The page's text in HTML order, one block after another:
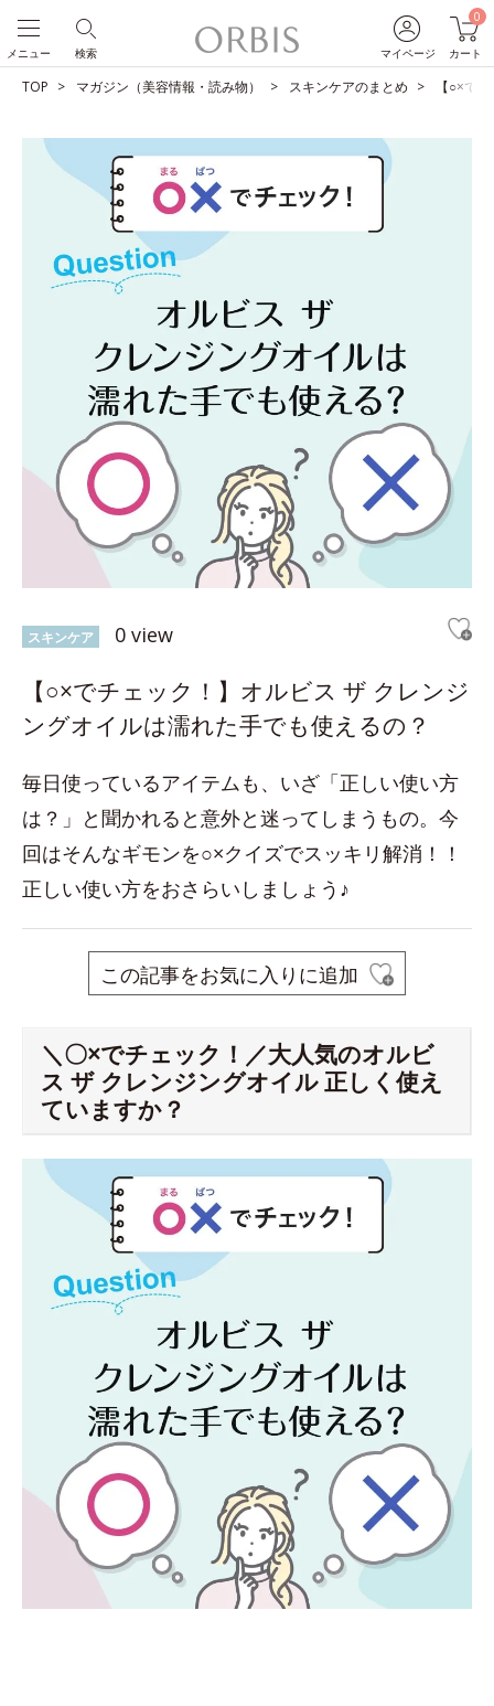
マイページ
0
カート
検索
メニュー
TOP マガジン（美容情報・読み物） スキンケアのまとめ 【○×で
スキンケア 0 view
【○×でチェック！】オルビス ザ クレンジ
ングオイルは濡れた手でも使えるの？
毎日使っているアイテムも、いざ「正しい使い方
は？」と聞かれると意外と迷ってしまうもの。今
回はそんなギモンを○×クイズでスッキリ解消！！
正しい使い方をおさらいしましょう♪
この記事をお気に入りに追加
＼〇×でチェック！／大人気のオルビ
ス ザ クレンジングオイル 正しく使え
ていますか？